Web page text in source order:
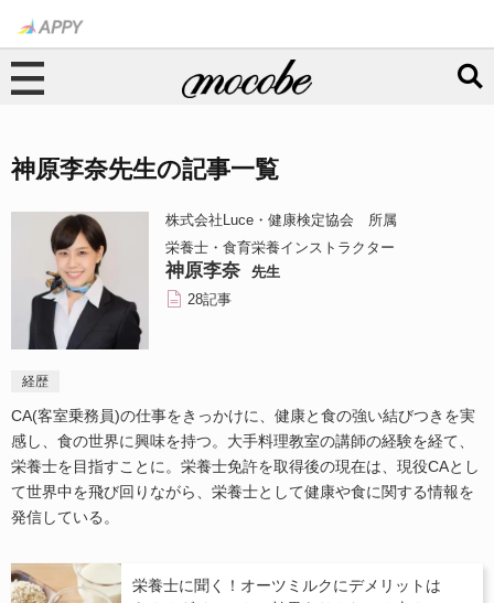
神原李奈先生の記事一覧
株式会社Luce・健康検定協会 所属
栄養士・食育栄養インストラクター
神原李奈
先生
28記事
経歴
CA(客室乗務員)の仕事をきっかけに、健康と食の強い結びつきを実
感し、食の世界に興味を持つ。大手料理教室の講師の経験を経て、
栄養士を目指すことに。栄養士免許を取得後の現在は、現役CAとし
て世界中を飛び回りながら、栄養士として健康や食に関する情報を
発信している。
栄養士に聞く！オーツミルクにデメリットは